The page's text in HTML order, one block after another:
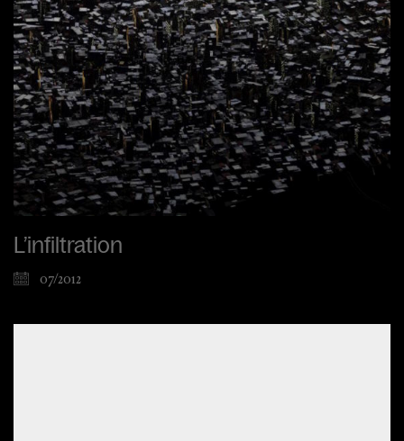
L’infiltration
07/2012